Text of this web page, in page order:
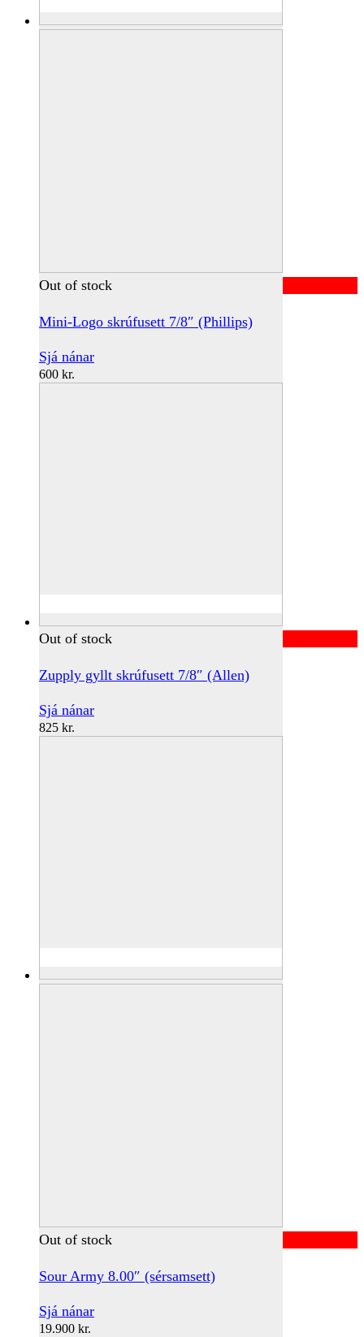
Out of stock
Mini-Logo skrúfusett 7/8″ (Phillips)
Sjá nánar
600 kr.
Out of stock
Zupply gyllt skrúfusett 7/8″ (Allen)
Sjá nánar
825 kr.
Out of stock
Sour Army 8.00″ (sérsamsett)
Sjá nánar
19.900 kr.